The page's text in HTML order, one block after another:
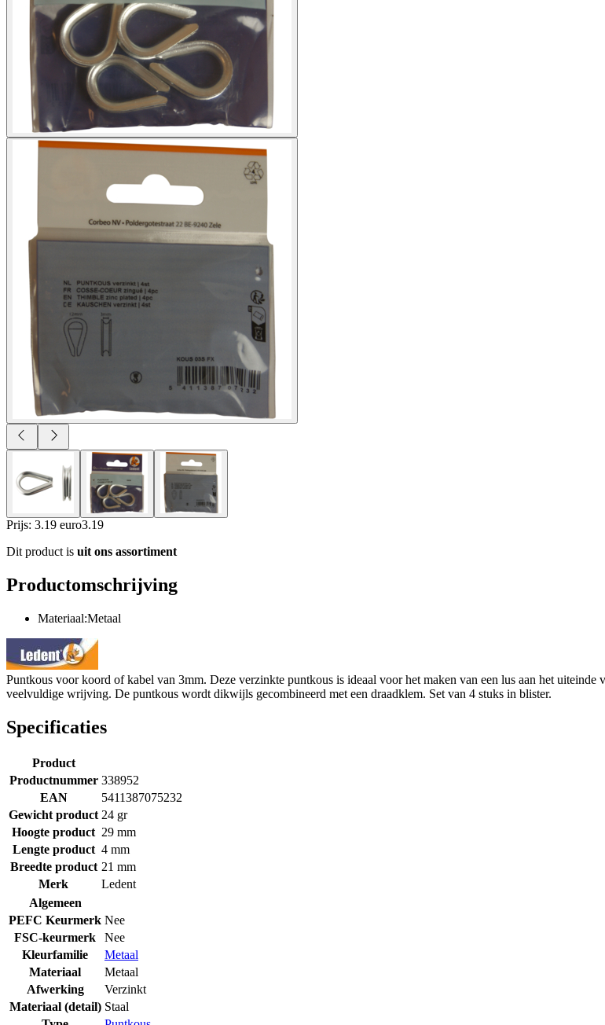
Prijs: 3.19 euro3.19
Dit product is uit ons assortiment
Productomschrijving
Materiaal:Metaal
Puntkous voor koord of kabel van 3mm. Deze verzinkte puntkous is ideaal voor het maken van een lus aan het
veelvuldige wrijving. De puntkous wordt dikwijls gecombineerd met een draadklem. Set van 4 stuks in blister.
Specificaties
Product
Productnummer 338952
EAN
5411387075232
Gewicht product 24 gr
Hoogte product 29 mm
Lengte product 4 mm
Breedte product 21 mm
Merk
Ledent
Algemeen
PEFC Keurmerk Nee
FSC-keurmerk
Nee
Kleurfamilie
Metaal
Materiaal
Metaal
Afwerking
Verzinkt
Materiaal (detail) Staal